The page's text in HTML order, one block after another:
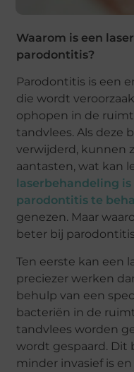
Waarom is een
parodontitis?
Parodontitis is een
die wordt
ophopen in de
tandvlees. Als deze
verwijderd, kunnen
aantasten, wat kan
laserbehandeling
parodontitis te
genezen. Maar
beter bij
Ten eerste kan een
preciezer werken
behulp van een
bacteriën in de
tandvlees worden
wordt gespaard.
minder invasief is